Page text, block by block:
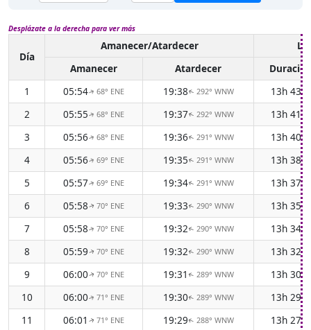
Desplázate a la derecha para ver más
Día
Amanecer/Atardecer
Amanecer
Atardecer
Duración
1
05:54↑68° ENE 19:38↑ 292° WNW
13h 43m
2
05:55↑68° ENE 19:37↑ 292° WNW
13h 41m
3
05:56↑68° ENE 19:36↑ 291° WNW
13h 40m
4
05:56↑69° ENE 19:35↑ 291° WNW
13h 38m
5
05:57↑69° ENE 19:34↑ 291° WNW
13h 37m
6
05:58↑70° ENE 19:33↑ 290° WNW
13h 35m
7
05:58↑70° ENE 19:32↑ 290° WNW
13h 34m
8
05:59↑70° ENE 19:32↑ 290° WNW
13h 32m
9
06:00↑70° ENE 19:31 ↑ 289° WNW
13h 30m
10
06:00↑71° ENE 19:30↑ 289° WNW
13h 29m
11
06:01 ↑71° ENE 19:29↑ 288° WNW
13h 27m